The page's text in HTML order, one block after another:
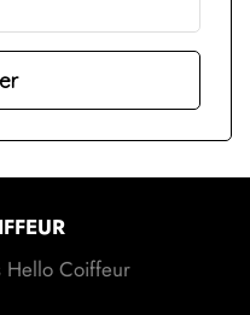
Hello Coiffeur